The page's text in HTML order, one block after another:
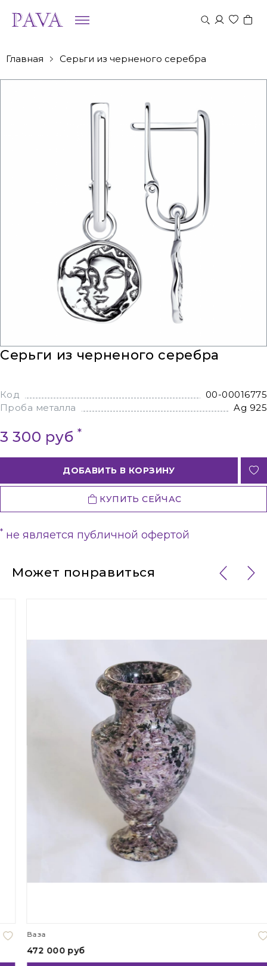
Главная Серьги из черненого серебра
Серьги из черненого серебра
Код
00-00016775
Проба металла
Ag 925
3 300 руб*
ДОБАВИТЬ В КОРЗИНУ
КУПИТЬ СЕЙЧАС
* не является публичной офертой
Может понравиться
Ваза
472 000 руб